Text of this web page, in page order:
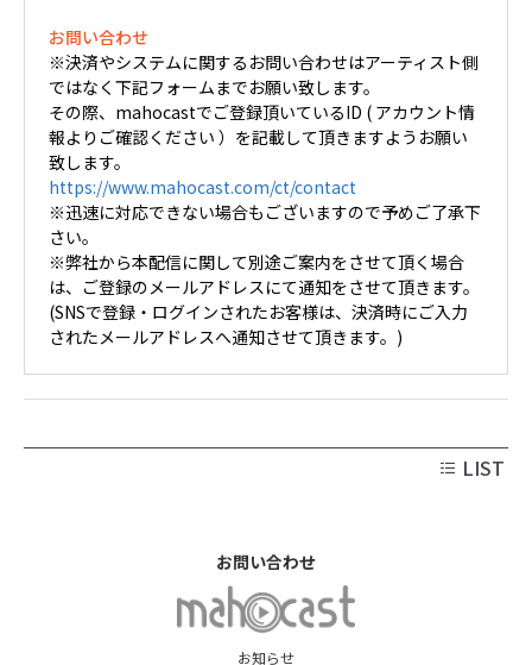
お問い合わせ
※決済やシステムに関するお問い合わせはアーティスト側
ではなく下記フォームまでお願い致します。
その際、mahocastでご登録頂いているID ( アカウント情
報よりご確認ください ）を記載して頂きますようお願い
致します。
https://www.mahocast.com/ct/contact
※迅速に対応できない場合もございますので予めご了承下
さい。
※弊社から本配信に関して別途ご案内をさせて頂く場合
は、ご登録のメールアドレスにて通知をさせて頂きます。
(SNSで登録・ログインされたお客様は、決済時にご入力
されたメールアドレスへ通知させて頂きます。)
LIST
お知らせ
お問い合わせ